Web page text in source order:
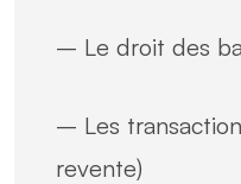
– Le droit des
– Les
revente)